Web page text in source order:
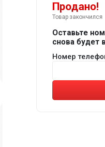
Продано!
Товар закончился
Оставьте
снова будет
Номер